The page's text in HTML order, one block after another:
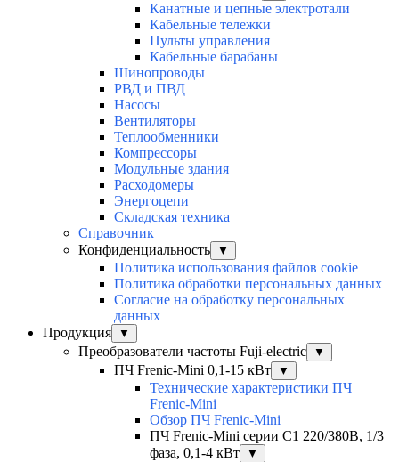
Канатные и цепные электротали
Кабельные тележки
Пульты управления
Кабельные барабаны
Шинопроводы
РВД и ПВД
Насосы
Вентиляторы
Теплообменники
Компрессоры
Модульные здания
Расходомеры
Энергоцепи
Складская техника
Справочник
Конфиденциальность
▼
Политика использования файлов cookie
Политика обработки персональных данных
Согласие на обработку персональных
данных
Продукция
▼
Преобразователи частоты Fuji-electric ▼
ПЧ Frenic-Mini 0,1-15 кВт ▼
Технические характеристики ПЧ
Frenic-Mini
Обзор ПЧ Frenic-Mini
ПЧ Frenic-Mini серии C1 220/380В, 1/3
фаза, 0,1-4 кВт
▼